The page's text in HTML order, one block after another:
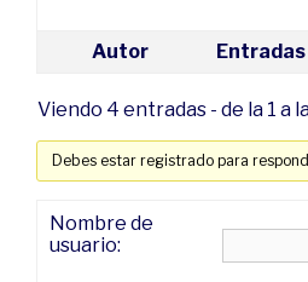
Autor Entradas
Viendo 4 entradas - de la 1 a
Debes estar registrado para
Nombre de
usuario: